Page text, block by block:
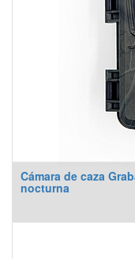
Cámara de caza
nocturna